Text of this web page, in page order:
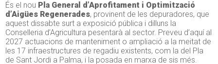
És el nou Pla General d’Aprofitament i Optimització
d’Aigües Regenerades, provinent de les depuradores, que
aquest dissabte surt a exposició pública i dilluns la
Conselleria d’Agricultura pesentarà al sector. Preveu d’aquí al
2027 actuacions de manteniment o ampliació a la meitat de
les 17 infraestructures de regadiu existents, com la del Pla
de Sant Jordi a Palma, i la posada en marxa de sis més.